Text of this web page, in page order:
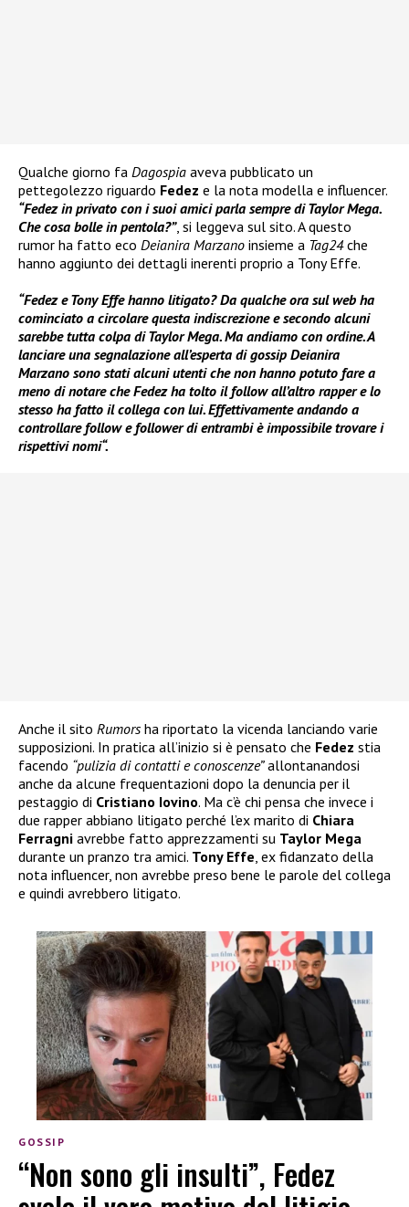
Qualche giorno fa Dagospia aveva pubblicato un
pettegolezzo riguardo Fedez e la nota modella e influencer.
“Fedez in privato con i suoi amici parla sempre di Taylor Mega.
Che cosa bolle in pentola?”, si leggeva sul sito. A questo
rumor ha fatto eco Deianira Marzano insieme a Tag24che
hanno aggiunto dei dettagli inerenti proprio a Tony Effe.
“Fedez e Tony Effe hanno litigato? Da qualche ora sul web ha
cominciato a circolare questa indiscrezione e secondo alcuni
sarebbe tutta colpa di Taylor Mega. Ma andiamo con ordine. A
lanciare una segnalazione all’esperta di gossip Deianira
Marzano sono stati alcuni utenti che non hanno potuto fare a
meno di notare che Fedez ha tolto il follow all’altro rapper e lo
stesso ha fatto il collega con lui. Effettivamente andando a
controllare follow e follower di entrambi è impossibile trovare i
rispettivi nomi“.
Anche il sito Rumorsha riportato la vicenda lanciando varie
supposizioni. In pratica all’inizio si è pensato che Fedez stia
facendo “pulizia di contatti e conoscenze”allontanandosi
anche da alcune frequentazioni dopo la denuncia per il
pestaggio di Cristiano Iovino. Ma c’è chi pensa che invece i
due rapper abbiano litigato perché l’ex marito di Chiara
Ferragni avrebbe fatto apprezzamenti su Taylor Mega
durante un pranzo tra amici. Tony Effe, ex fidanzato della
nota influencer, non avrebbe preso bene le parole del collega
e quindi avrebbero litigato.
GOSSIP
“Non sono gli insulti”, Fedez